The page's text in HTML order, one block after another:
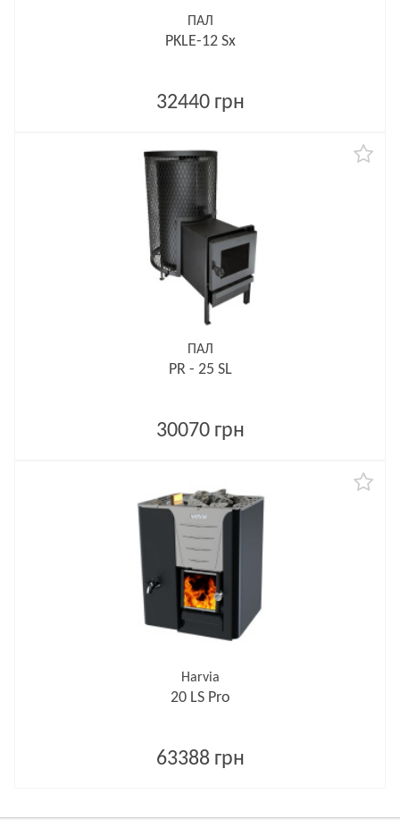
ПАЛ
PKLE-12 Sx
32440 грн
ПАЛ
PR - 25 SL
30070 грн
Harvia
20 LS Pro
63388 грн